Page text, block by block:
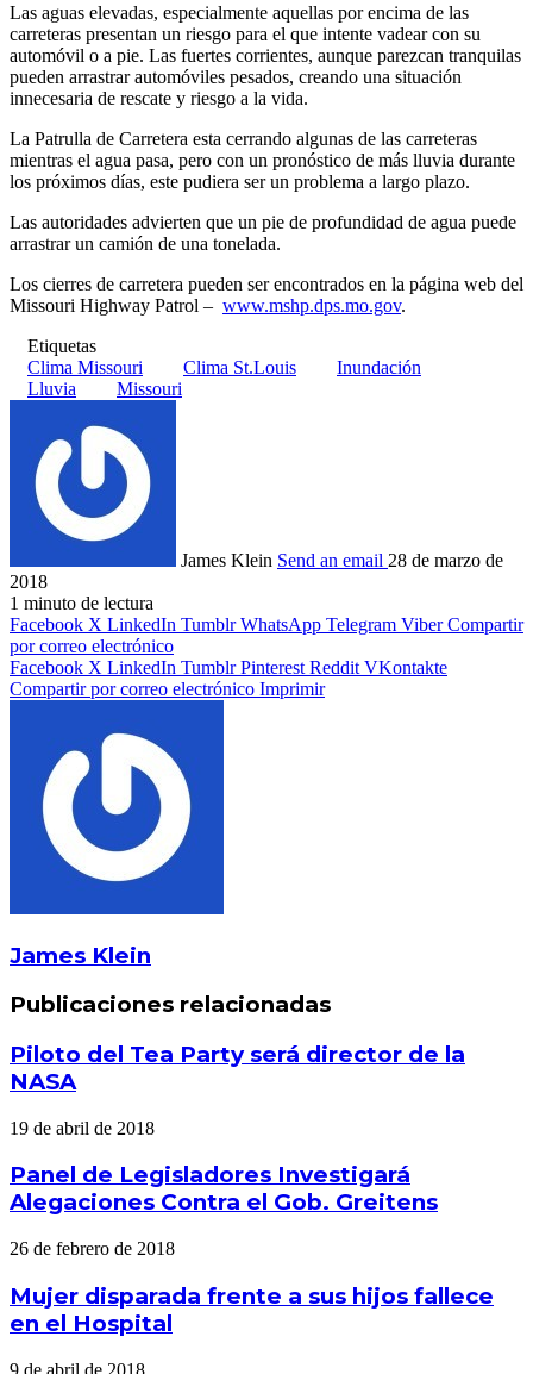
Las aguas elevadas, especialmente aquellas por encima de las
carreteras presentan un riesgo para el que intente vadear con su
automóvil o a pie. Las fuertes corrientes, aunque parezcan tranquilas
pueden arrastrar automóviles pesados, creando una situación
innecesaria de rescate y riesgo a la vida.
La Patrulla de Carretera esta cerrando algunas de las carreteras
mientras el agua pasa, pero con un pronóstico de más lluvia durante
los próximos días, este pudiera ser un problema a largo plazo.
Las autoridades advierten que un pie de profundidad de agua puede
arrastrar un camión de una tonelada.
Los cierres de carretera pueden ser encontrados en la página web del
Missouri Highway Patrol – www.mshp.dps.mo.gov.
Etiquetas
Clima Missouri
Clima St.Louis
Inundación
Lluvia
Missouri
James Klein Send an email 28 de marzo de
2018
1 minuto de lectura
Facebook X LinkedIn Tumblr WhatsApp Telegram Viber Compartir
por correo electrónico
Facebook X LinkedIn Tumblr Pinterest Reddit VKontakte
Compartir por correo electrónico Imprimir
James Klein
Publicaciones relacionadas
Piloto del Tea Party será director de la
NASA
19 de abril de 2018
Panel de Legisladores Investigará
Alegaciones Contra el Gob. Greitens
26 de febrero de 2018
Mujer disparada frente a sus hijos fallece
en el Hospital
9 de abril de 2018